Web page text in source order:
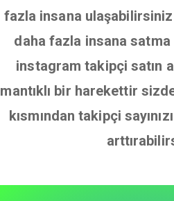
fazla insana ulaşabilirsiniz
daha fazla insana satma
instagram takipçi satın
mantıklı bir harekettir
kısmından takipçi